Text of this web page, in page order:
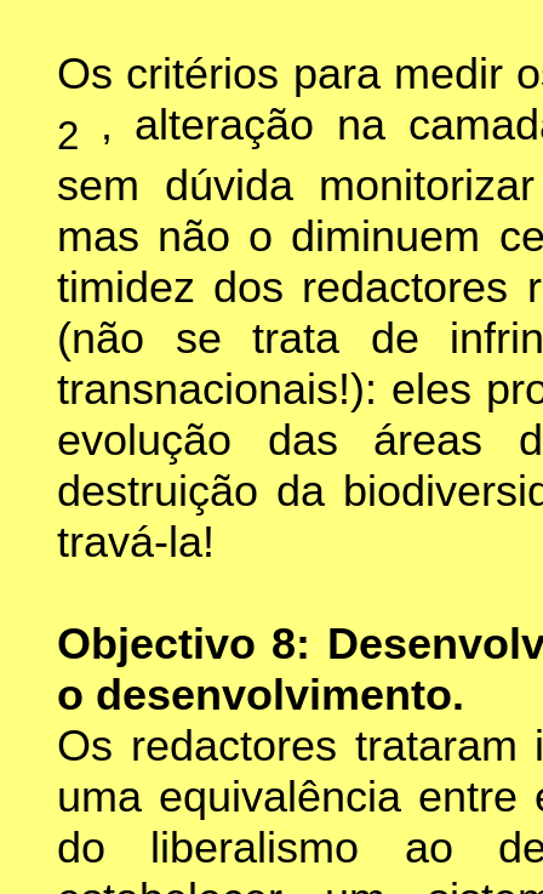
Os critérios para medir
2 , alteração na
sem dúvida
mas não o diminuem
timidez dos redactores
(não se trata de
transnacionais!): eles
evolução das áreas
destruição da
travá-la!
Objectivo 8:
o desenvolvimento.
Os redactores trataram
uma equivalência
do liberalismo ao